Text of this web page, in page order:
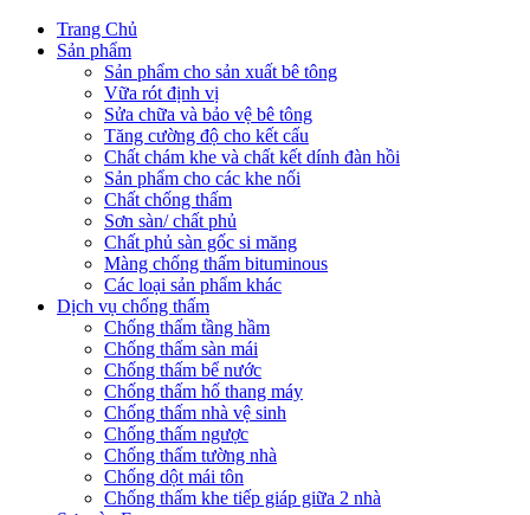
Trang Chủ
Sản phẩm
Sản phẩm cho sản xuất bê tông
Vữa rót định vị
Sửa chữa và bảo vệ bê tông
Tăng cường độ cho kết cấu
Chất chám khe và chất kết dính đàn hồi
Sản phẩm cho các khe nối
Chất chống thấm
Sơn sàn/ chất phủ
Chất phủ sàn gốc si măng
Màng chống thấm bituminous
Các loại sản phẩm khác
Dịch vụ chống thấm
Chống thấm tầng hầm
Chống thấm sàn mái
Chống thấm bể nước
Chống thấm hố thang máy
Chống thấm nhà vệ sinh
Chống thấm ngược
Chống thấm tường nhà
Chống dột mái tôn
Chống thấm khe tiếp giáp giữa 2 nhà